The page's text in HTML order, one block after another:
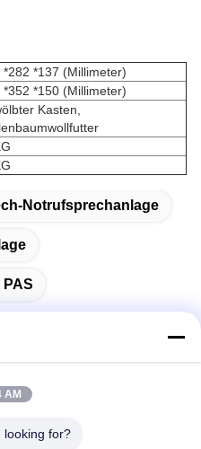
*282 *137 (Millimeter)
*352 *150 (Millimeter)
Kasten,
Notrufsprechanlage
AM
looking for?